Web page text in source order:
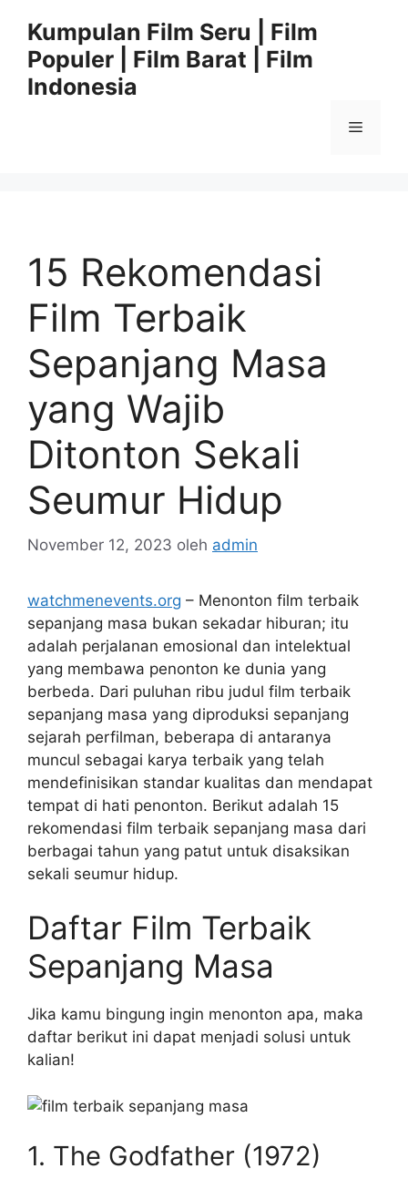
Kumpulan Film Seru | Film
Populer | Film Barat | Film
Indonesia
Menu
15 Rekomendasi
Film Terbaik
Sepanjang Masa
yang Wajib
Ditonton Sekali
Seumur Hidup
November 12, 2023 oleh admin
watchmenevents.org – Menonton film terbaik
sepanjang masa bukan sekadar hiburan; itu
adalah perjalanan emosional dan intelektual
yang membawa penonton ke dunia yang
berbeda. Dari puluhan ribu judul film terbaik
sepanjang masa yang diproduksi sepanjang
sejarah perfilman, beberapa di antaranya
muncul sebagai karya terbaik yang telah
mendefinisikan standar kualitas dan mendapat
tempat di hati penonton. Berikut adalah 15
rekomendasi film terbaik sepanjang masa dari
berbagai tahun yang patut untuk disaksikan
sekali seumur hidup.
Daftar Film Terbaik
Sepanjang Masa
Jika kamu bingung ingin menonton apa, maka
daftar berikut ini dapat menjadi solusi untuk
kalian!
1. The Godfather (1972)